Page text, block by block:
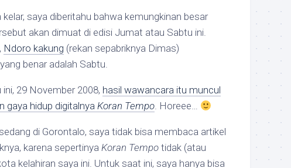
saya diberitahu bahwa kemungkinan besar
akan dimuat di edisi Jumat atau Sabtu ini.
, Ndoro kakung (rekan sepabriknya Dimas)
benar adalah Sabtu.
ini, 29 November 2008, hasil wawancara itu muncul
gaya hidup digitalnya Koran Tempo. Horeee…
di Gorontalo, saya tidak bisa membaca artikel
karena sepertinya Koran Tempo tidak (atau
kelahiran saya ini. Untuk saat ini, saya hanya bisa